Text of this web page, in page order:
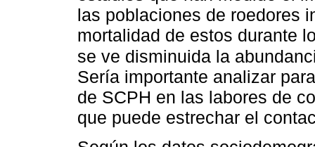
las poblaciones de roedores
mortalidad de estos durante
se ve disminuida la
Sería importante analizar
de SCPH en las labores de
que puede estrechar el